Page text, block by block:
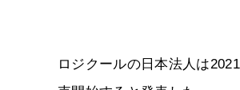
ロジクールの日本法人は